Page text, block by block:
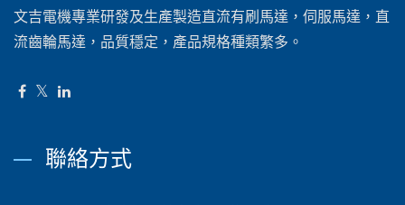
文吉電機專業研發及生產製造直流有刷馬達，伺服馬達‎，直
流齒輪馬達，品質穩定，產品規格種類繁多。
聯絡方式